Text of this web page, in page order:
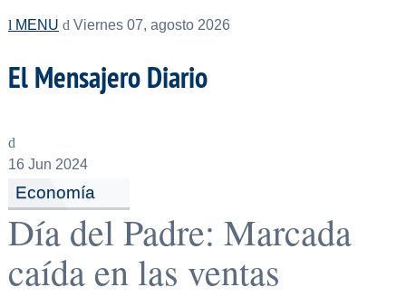
MENU Viernes 07, agosto 2026
El Mensajero Diario
16Jun 2024
Economía
Día del Padre: Marcada
caída en las ventas